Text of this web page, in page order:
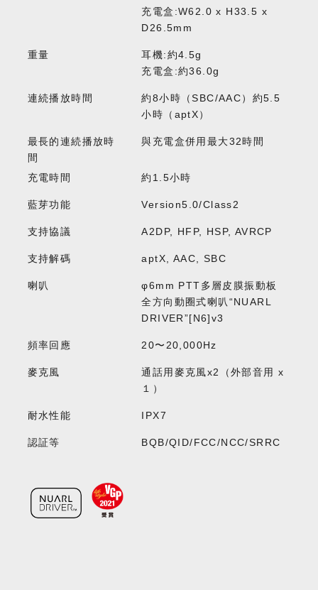
充電盒:W62.0 x H33.5 x
D26.5mm
重量
耳機:約4.5g
充電盒:約36.0g
連続播放時間
約8小時（SBC/AAC）約5.5
小時（aptX）
最長的連続播放時
間
與充電盒併用最大32時間
充電時間 約1.5小時
藍芽功能 Version5.0/Class2
支持協議 A2DP, HFP, HSP, AVRCP
支持解碼 aptX, AAC, SBC
喇叭
φ6mm PTT多層皮膜振動板
全方向動圈式喇叭“NUARL
DRIVER”[N6]v3
頻率回應 20〜20,000Hz
麥克風
通話用麥克風x2（外部音用 x
１）
耐水性能 IPX7
認証等 BQB/QID/FCC/NCC/SRRC